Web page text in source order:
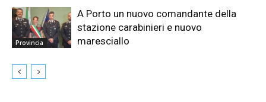
Provincia
A Porto un nuovo comandante della
stazione carabinieri e nuovo
maresciallo